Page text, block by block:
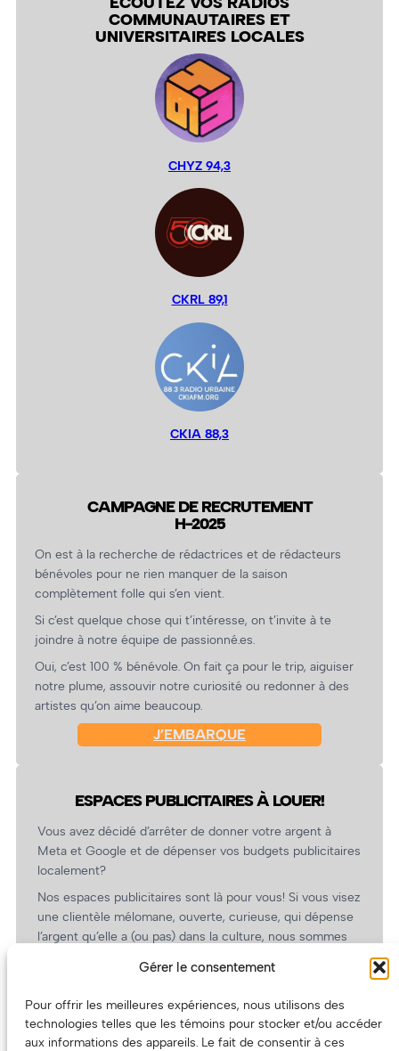
Gérer le consentement
Pour offrir les meilleures expériences, nous utilisons des
technologies telles que les témoins pour stocker et/ou accéder
aux informations des appareils. Le fait de consentir à ces
COMMUNAUTAIRES ET
UNIVERSITAIRES LOCALES
CHYZ 94,3
CKRL 89,1
CKIA 88,3
CAMPAGNE DE RECRUTEMENT
H-2025
On est à la recherche de rédactrices et de rédacteurs
bénévoles pour ne rien manquer de la saison
complètement folle qui s’en vient.
Si c’est quelque chose qui t’intéresse, on t’invite à te
joindre à notre équipe de passionné.es.
Oui, c’est 100 % bénévole. On fait ça pour le trip, aiguiser
notre plume, assouvir notre curiosité ou redonner à des
artistes qu’on aime beaucoup.
J’EMBARQUE
ESPACES PUBLICITAIRES À LOUER!
Vous avez décidé d’arrêter de donner votre argent à
Meta et Google et de dépenser vos budgets publicitaires
localement?
Nos espaces publicitaires sont là pour vous! Si vous visez
une clientèle mélomane, ouverte, curieuse, qui dépense
l’argent qu’elle a (ou pas) dans la culture, nous sommes
revient.
(Oui, on va avoir des tarifs spéciaux pour vous, les